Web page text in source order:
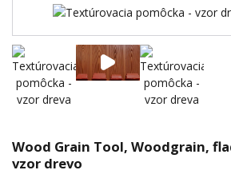
Wood Grain Tool, Woodgrain,
vzor drevo